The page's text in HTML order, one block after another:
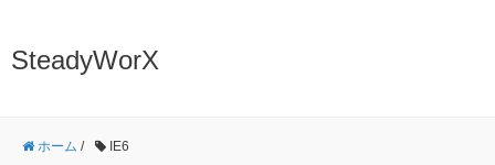
SteadyWorX
ホーム / IE6